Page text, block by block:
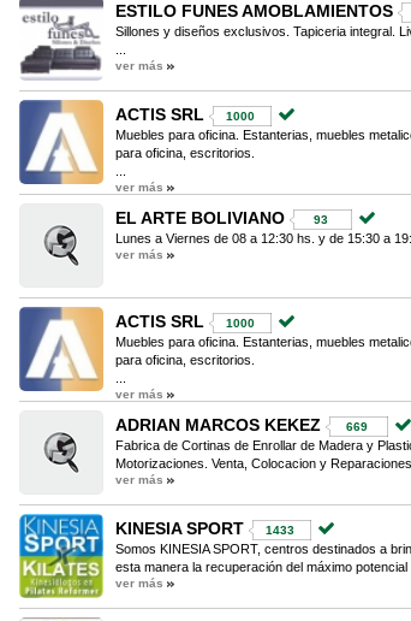
ESTILO FUNES AMOBLAMIENTOS
Sillones y diseños exclusivos. Tapiceria integral.
ver más
ACTIS SRL 1000
Muebles para oficina. Estanterias, muebles
para oficina, escritorios.
ver más
EL ARTE BOLIVIANO 93
Lunes a Viernes de 08 a 12:30 hs. y de 15:30 a
ver más
ACTIS SRL 1000
Muebles para oficina. Estanterias, muebles
para oficina, escritorios.
ver más
ADRIAN MARCOS KEKEZ 669
Fabrica de Cortinas de Enrollar de Madera y
Motorizaciones. Venta, Colocacion y
ver más
KINESIA SPORT 1433
Somos KINESIA SPORT, centros destinados a
esta manera la recuperación del máximo potencial
ver más